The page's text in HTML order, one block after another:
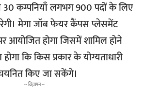
30 कम्पनियाँ लगभग 900 पदों के लिए
मेगा जॉब फेयर कैंपस प्लेसमेंट
आयोजित होगा जिसमें शामिल होने
कि किस प्रकार के योग्यताधारी
किए जा सकेंगे।
-- विज्ञापन --